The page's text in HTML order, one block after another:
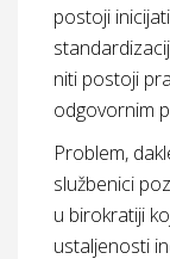
postoji
niti postoji
odgovornim
Problem,
službenici
u birokratiji
ustaljenosti